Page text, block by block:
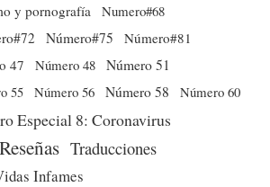
y pornografía
Numero#68
Número#75
Número#81
47 Número 48 Número 51
55 Número 56 Número 58
Número 60
Especial 8: Coronavirus
Reseñas Traducciones
Infames